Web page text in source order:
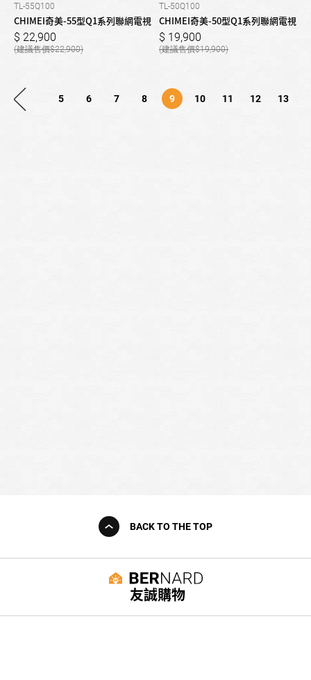
TL-55Q100
CHIMEI奇美-55型Q1系列聯網電視
22,900
22,900
TL-50Q100
CHIMEI奇美-50型Q1系列聯網電視
19,900
19,900
5 6 7 8 9 10 11 12 13
BACK TO THE TOP
友誠購物